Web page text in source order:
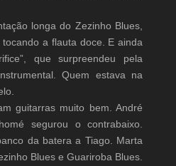
longa do Zezinho Blues,
a flauta doce. E ainda
que surpreendeu pela
Quem estava na
guitarras muito bem. André
segurou o contrabaixo.
da batera a Tiago. Marta
Blues e Guariroba Blues.